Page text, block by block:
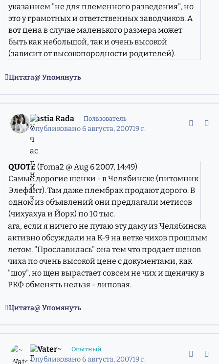
указанием "не для племенного разведения", но
это у грамотных и ответственных заводчиков. А
вот цена в случае маленького размера может
быть как небольшой, так и очень высокой
(зависит от высокопородности родителей).
Цитата Упомянуть
Nastia Rada Пользователь
Опубликовано 6 августа, 200719 г.
QUOTE (Foma2 @ Aug 6 2007, 14:49)
Самые дорогие щенки - в Челябинске (питомник
Элефант). Там даже плембрак продают дорого. В
одном из объявлений они предлагали метисов
(чихуахуа и Йорк) по 10 тыс.
ага, если я ничего не путаю эту даму из Челябинска
активно обсуждали на К-9 на ветке чихов прошлым
летом. "Прославилась" она тем что продает щенов
чиха по очень высокой цене с документами, как
"шоу", но щен вырастает совсем не чих и щенячку в
РКФ обменять нельзя - липовая.
Цитата Упомянуть
~Water~ Опытный
Опубликовано 6 августа, 200719 г.